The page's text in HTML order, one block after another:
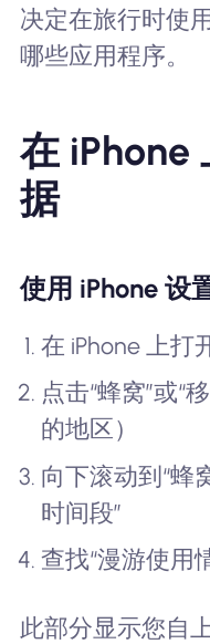
决定在旅行时使
哪些应用程序。
在 iPhone
据
使用 iPhone 设
在 iPhone 上打
点击“蜂窝”或“
的地区）
向下滚动到“蜂
时间段”
查找“漫游使用
此部分显示您自